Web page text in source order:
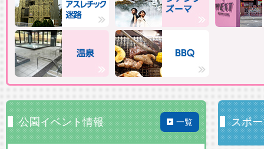
公園イベント情報 一覧 スポ